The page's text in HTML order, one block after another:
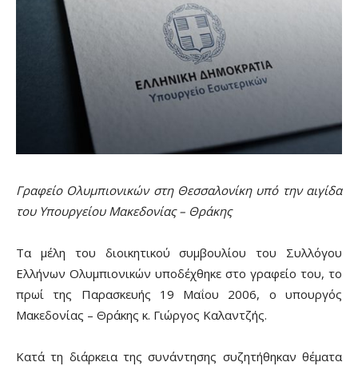
Γραφείο Ολυμπιονικών στη Θεσσαλονίκη υπό την αιγίδα
του Υπουργείου Μακεδονίας – Θράκης
Τα μέλη του διοικητικού συμβουλίου του Συλλόγου
Ελλήνων Ολυμπιονικών υποδέχθηκε στο γραφείο του, το
πρωί της Παρασκευής 19 Μαΐου 2006, ο υπουργός
Μακεδονίας – Θράκης κ. Γιώργος Καλαντζής.
Κατά τη διάρκεια της συνάντησης συζητήθηκαν θέματα